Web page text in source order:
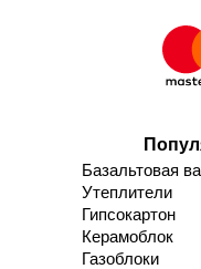
Базальтовая
Утеплители
Гипсокартон
Керамоблок
Газоблоки